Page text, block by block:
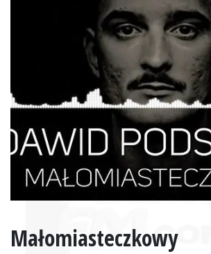
Małomiasteczkowy